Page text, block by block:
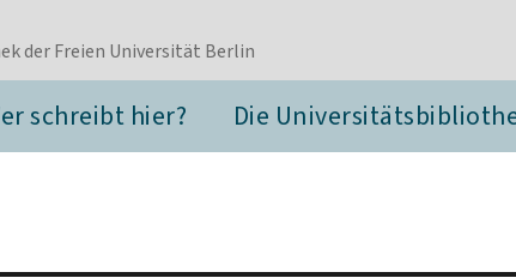
der Freien Universität Berlin
schreibt hier? Die